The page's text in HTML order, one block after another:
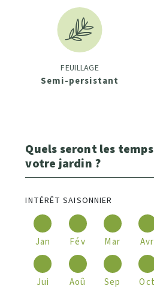
FEUILLAGE
Semi-persistant
Quels seront les
votre jardin ?
INTÉRÊT SAISONNIER
Jan Fév Mar Avr
Jui Aoû Sep Oct